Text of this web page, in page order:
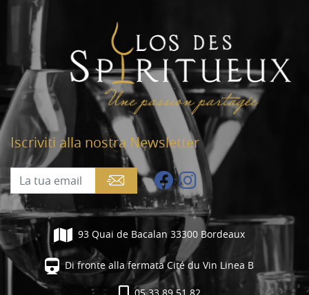
Iscriviti alla nostra Newsletter
93 Quai de Bacalan 33300 Bordeaux
Di fronte alla fermata Cité du Vin Linea B